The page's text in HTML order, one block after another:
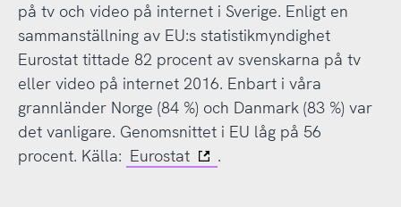
på tv och video på internet i Sverige. Enligt en
sammanställning av EU:s statistikmyndighet
Eurostat tittade 82 procent av svenskarna på tv
eller video på internet 2016. Enbart i våra
grannländer Norge (84 %) och Danmark (83 %) var
det vanligare. Genomsnittet i EU låg på 56
procent. Källa: Eurostat .